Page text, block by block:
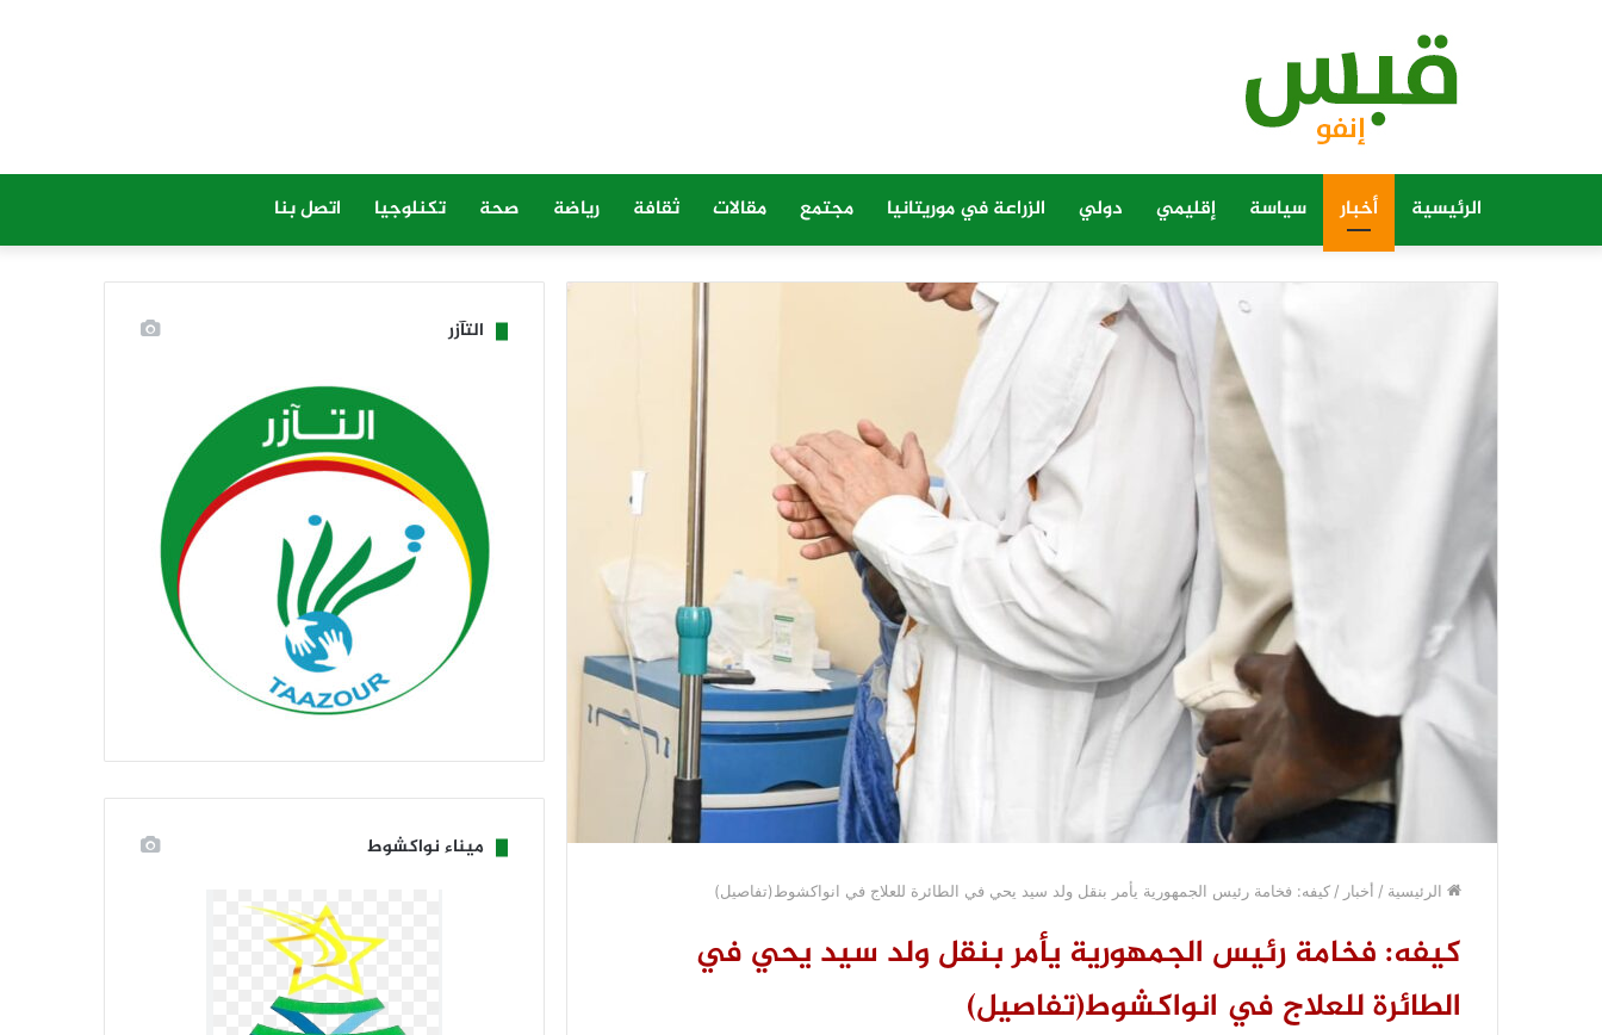
الرئيسية أخبار سياسة إقليمي دولي الزراعة في موريتانيا مجتمع مقالات ثقافة رياضة صحة تكنلوجيا اتصل بنا
الرئيسية / أخبار / كيفه: فخامة رئيس الجمهورية يأمر بنقل ولد سيد يحي في الطائرة للعلاج في انواكشوط(تفاصيل)
كيفه: فخامة رئيس الجمهورية يأمر بنقل ولد سيد يحي في
الطائرة للعلاج في انواكشوط(تفاصيل)
التآزر
ميناء نواكشوط